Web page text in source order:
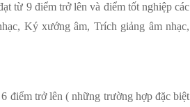
từ 9 điểm trở lên và điểm tốt nghiệp các
Ký xướng âm, Trích giảng âm nhạc,
điểm trở lên ( những trường hợp đặc biệt